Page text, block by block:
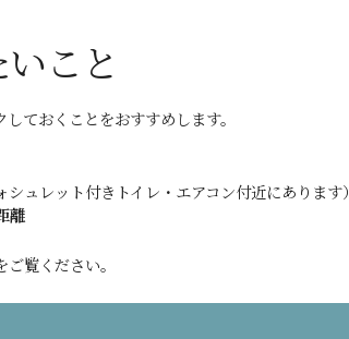
こと
ておくことをおすすめします。
ュレット付きトイレ・エアコン付近にあります）
離
覧ください。